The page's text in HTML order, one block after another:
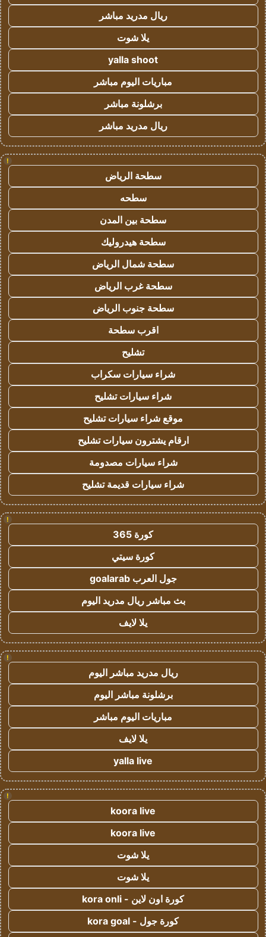
ريال مدريد مباشر
يلا شوت
yalla shoot
مباريات اليوم مباشر
برشلونة مباشر
ريال مدريد مباشر
!
سطحة الرياض
سطحه
سطحة بين المدن
سطحة هيدروليك
سطحة شمال الرياض
سطحة غرب الرياض
سطحة جنوب الرياض
اقرب سطحة
تشليح
شراء سيارات سكراب
شراء سيارات تشليح
موقع شراء سيارات تشليح
ارقام يشترون سيارات تشليح
شراء سيارات مصدومة
شراء سيارات قديمة تشليح
!
كورة 365
كورة سيتي
جول العرب goalarab
بث مباشر ريال مدريد اليوم
يلا لايف
!
ريال مدريد مباشر اليوم
برشلونة مباشر اليوم
مباريات اليوم مباشر
يلا لايف
yalla live
!
koora live
koora live
يلا شوت
يلا شوت
كورة اون لاين - kora onli
كورة جول - kora goal